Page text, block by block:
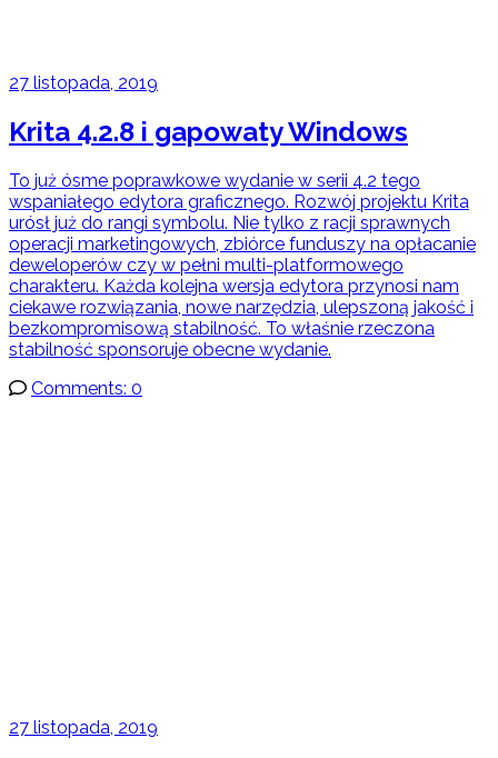
27 listopada, 2019
Krita 4.2.8 i gapowaty Windows
To już ósme poprawkowe wydanie w serii 4.2 tego
wspaniałego edytora graficznego. Rozwój projektu Krita
urósł już do rangi symbolu. Nie tylko z racji sprawnych
operacji marketingowych, zbiórce funduszy na opłacanie
deweloperów czy w pełni multi-platformowego
charakteru. Każda kolejna wersja edytora przynosi nam
ciekawe rozwiązania, nowe narzędzia, ulepszoną jakość i
bezkompromisową stabilność. To właśnie rzeczona
stabilność sponsoruje obecne wydanie.
Comments: 0
27 listopada, 2019